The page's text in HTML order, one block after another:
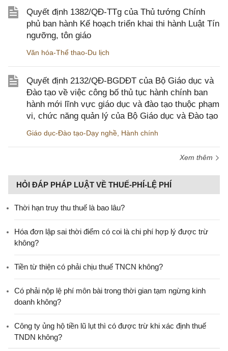
Quyết định 1382/QĐ-TTg của Thủ tướng Chính
phủ ban hành Kế hoạch triển khai thi hành Luật Tín
ngưỡng, tôn giáo
Văn hóa-Thể thao-Du lịch
Quyết định 2132/QĐ-BGDĐT của Bộ Giáo dục và
Đào tạo về việc công bố thủ tục hành chính ban
hành mới lĩnh vực giáo dục và đào tạo thuộc phạm
vi, chức năng quản lý của Bộ Giáo dục và Đào tạo
Giáo dục-Đào tạo-Dạy nghề Hành chính
Xem thêm
HỎI ĐÁP PHÁP LUẬT VỀ THUẾ-PHÍ-LỆ PHÍ
Thời hạn truy thu thuế là bao lâu?
Hóa đơn lập sai thời điểm có coi là chi phí hợp lý được trừ
không?
Tiền từ thiện có phải chịu thuế TNCN không?
Có phải nộp lệ phí môn bài trong thời gian tạm ngừng kinh
doanh không?
Công ty ủng hộ tiền lũ lụt thì có được trừ khi xác định thuế
TNDN không?